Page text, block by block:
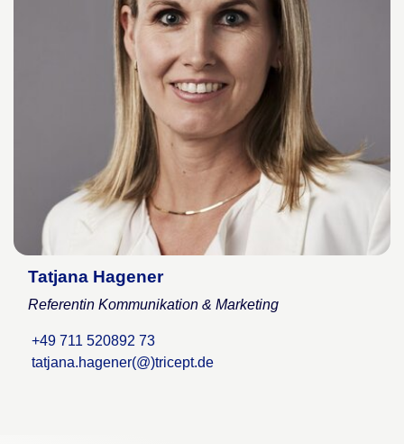
Tatjana Hagener
Referentin Kommunikation & Marketing
+49 711 520892 73
tatjana.hagener(@)tricept.de